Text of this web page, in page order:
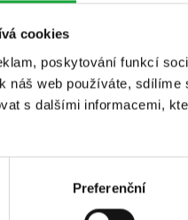
cookies
poskytování funkcí
náš web používáte,
s dalšími informacemi,
Preferenční